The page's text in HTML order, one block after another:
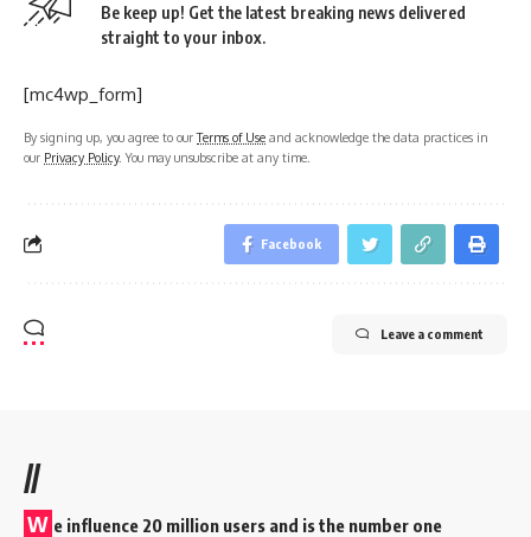
Be keep up! Get the latest breaking news delivered
straight to your inbox.
[mc4wp_form]
By signing up, you agree to ourTerms of Use and acknowledge the data practices in
our Privacy Policy. You may unsubscribe at any time.
Facebook
Leave a comment
//
W e influence 20 million users and is the number one